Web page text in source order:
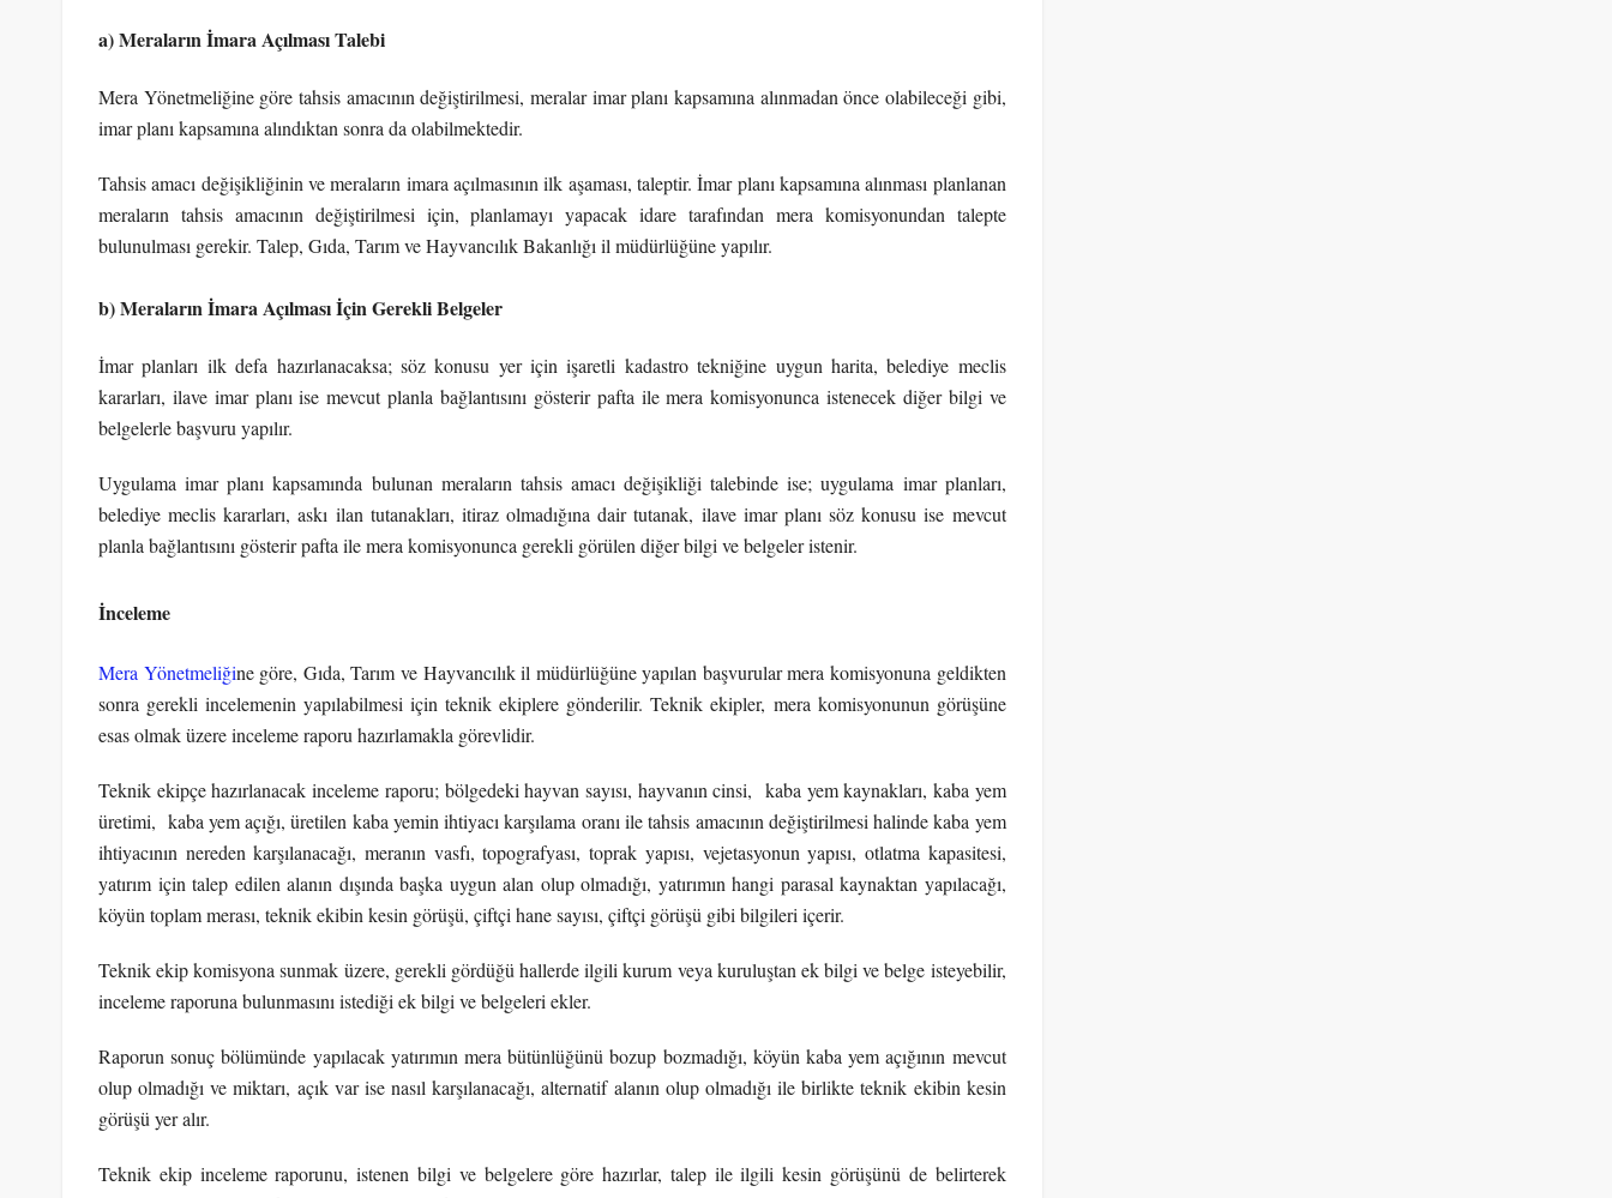
a) Meraların İmara Açılması Talebi
Mera Yönetmeliğine göre tahsis amacının değiştirilmesi, meralar imar planı kapsamına alınmadan önce olabileceği gibi,
imar planı kapsamına alındıktan sonra da olabilmektedir.
Tahsis amacı değişikliğinin ve meraların imara açılmasının ilk aşaması, taleptir. İmar planı kapsamına alınması planlanan
meraların tahsis amacının değiştirilmesi için, planlamayı yapacak idare tarafından mera komisyonundan talepte
bulunulması gerekir. Talep, Gıda, Tarım ve Hayvancılık Bakanlığı il müdürlüğüne yapılır.
b) Meraların İmara Açılması İçin Gerekli Belgeler
İmar planları ilk defa hazırlanacaksa; söz konusu yer için işaretli kadastro tekniğine uygun harita, belediye meclis
kararları, ilave imar planı ise mevcut planla bağlantısını gösterir pafta ile mera komisyonunca istenecek diğer bilgi ve
belgelerle başvuru yapılır.
Uygulama imar planı kapsamında bulunan meraların tahsis amacı değişikliği talebinde ise; uygulama imar planları,
belediye meclis kararları, askı ilan tutanakları, itiraz olmadığına dair tutanak, ilave imar planı söz konusu ise mevcut
planla bağlantısını gösterir pafta ile mera komisyonunca gerekli görülen diğer bilgi ve belgeler istenir.
İnceleme
Mera Yönetmeliğine göre, Gıda, Tarım ve Hayvancılık il müdürlüğüne yapılan başvurular mera komisyonuna geldikten
sonra gerekli incelemenin yapılabilmesi için teknik ekiplere gönderilir. Teknik ekipler, mera komisyonunun görüşüne
esas olmak üzere inceleme raporu hazırlamakla görevlidir.
Teknik ekipçe hazırlanacak inceleme raporu; bölgedeki hayvan sayısı, hayvanın cinsi, kaba yem kaynakları, kaba yem
üretimi, kaba yem açığı, üretilen kaba yemin ihtiyacı karşılama oranı ile tahsis amacının değiştirilmesi halinde kaba yem
ihtiyacının nereden karşılanacağı, meranın vasfı, topografyası, toprak yapısı, vejetasyonun yapısı, otlatma kapasitesi,
yatırım için talep edilen alanın dışında başka uygun alan olup olmadığı, yatırımın hangi parasal kaynaktan yapılacağı,
köyün toplam merası, teknik ekibin kesin görüşü, çiftçi hane sayısı, çiftçi görüşü gibi bilgileri içerir.
Teknik ekip komisyona sunmak üzere, gerekli gördüğü hallerde ilgili kurum veya kuruluştan ek bilgi ve belge isteyebilir,
inceleme raporuna bulunmasını istediği ek bilgi ve belgeleri ekler.
Raporun sonuç bölümünde yapılacak yatırımın mera bütünlüğünü bozup bozmadığı, köyün kaba yem açığının mevcut
olup olmadığı ve miktarı, açık var ise nasıl karşılanacağı, alternatif alanın olup olmadığı ile birlikte teknik ekibin kesin
görüşü yer alır.
Teknik ekip inceleme raporunu, istenen bilgi ve belgelere göre hazırlar, talep ile ilgili kesin görüşünü de belirterek